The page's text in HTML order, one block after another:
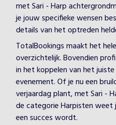
met Sari - Harp
je jouw specifieke wensen
details van het optreden
TotalBookings maakt het
overzichtelijk. Bovendien
in het koppelen van het
evenement. Of je nu een
verjaardag plant, met Sari -
de categorie Harpisten weet
een succes wordt.